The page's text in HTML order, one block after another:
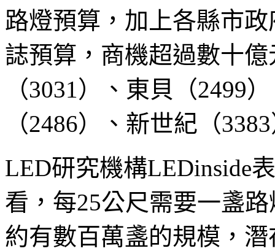
路燈預算，加上各縣市
誌預算，商機超過數十
（3031）、東貝（2499
（2486）、新世紀（
LED研究機構LEDinside
看，每25公尺需要一盞
約有數百萬盞的規模，